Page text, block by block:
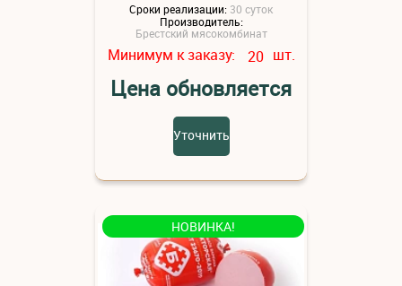
Сроки реализации: 30 суток
Производитель:
Брестский мясокомбинат
Минимум к заказу: 20 шт.
Цена обновляется
Уточнить
НОВИНКА!